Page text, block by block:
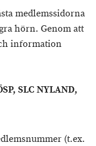
medlemssidorna
hörn. Genom att
information
SLC NYLAND,
(t.ex.